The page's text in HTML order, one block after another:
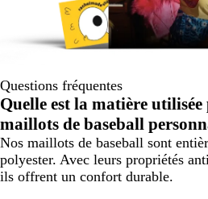
Questions fréquentes
Quelle est la matière
maillots de baseball
Nos maillots de baseball sont
polyester. Avec leurs propriétés
ils offrent un confort durable.